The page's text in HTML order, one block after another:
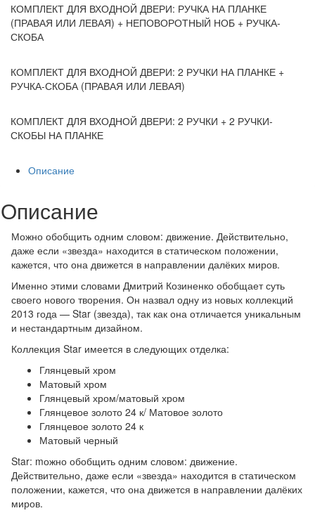
КОМПЛЕКТ ДЛЯ ВХОДНОЙ ДВЕРИ: РУЧКА НА ПЛАНКЕ
(ПРАВАЯ ИЛИ ЛЕВАЯ) + НЕПОВОРОТНЫЙ НОБ + РУЧКА-
СКОБА
КОМПЛЕКТ ДЛЯ ВХОДНОЙ ДВЕРИ: 2 РУЧКИ НА ПЛАНКЕ +
РУЧКА-СКОБА (ПРАВАЯ ИЛИ ЛЕВАЯ)
КОМПЛЕКТ ДЛЯ ВХОДНОЙ ДВЕРИ: 2 РУЧКИ + 2 РУЧКИ-
СКОБЫ НА ПЛАНКЕ
Описание
Описание
Можно обобщить одним словом: движение. Действительно,
даже если «звезда» находится в статическом положении,
кажется, что она движется в направлении далёких миров.
Именно этими словами Дмитрий Козиненко обобщает суть
своего нового творения. Он назвал одну из новых коллекций
2013 года — Star (звезда), так как она отличается уникальным
и нестандартным дизайном.
Коллекция Star имеется в следующих отделка:
Глянцевый хром
Матовый хром
Глянцевый хром/матовый хром
Глянцевое золото 24 к/ Матовое золото
Глянцевое золото 24 к
Матовый черный
Star: mожно обобщить одним словом: движение.
Действительно, даже если «звезда» находится в статическом
положении, кажется, что она движется в направлении далёких
миров.